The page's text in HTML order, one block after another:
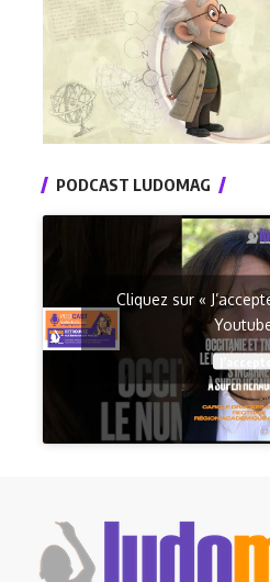
PODCAST LUDOMAG
Cliquez sur «